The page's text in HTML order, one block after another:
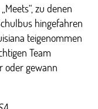
zu denen
hingefahren
teigenommen
Team
oder gewann